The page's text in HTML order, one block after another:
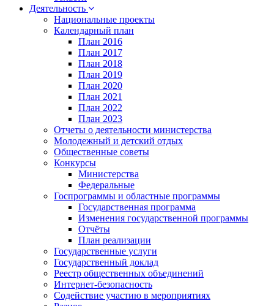
Деятельность
Национальные проекты
Календарный план
План 2016
План 2017
План 2018
План 2019
План 2020
План 2021
План 2022
План 2023
Отчеты о деятельности министерства
Молодежный и детский отдых
Общественные советы
Конкурсы
Министерства
Федеральные
Госпрограммы и областные программы
Государственная программа
Изменения государственной программы
Отчёты
План реализации
Государственные услуги
Государственный доклад
Реестр общественных объединений
Интернет-безопасность
Содействие участию в мероприятиях